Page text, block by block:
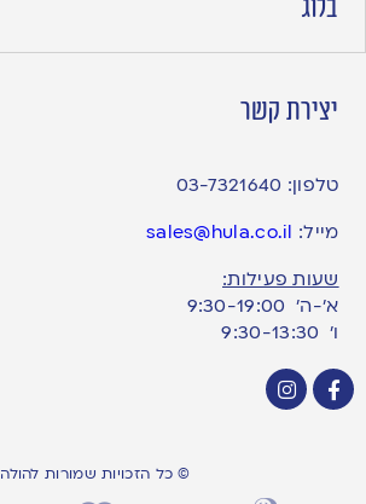
בלוג
יצירת קשר
טלפון: 03-7321640
מייל: sales@hula.co.il
שעות פעילות:
א’-ה’ 9:30-19:00
ו׳ 9:30-13:30
© כל הזכויות שמורות להולה